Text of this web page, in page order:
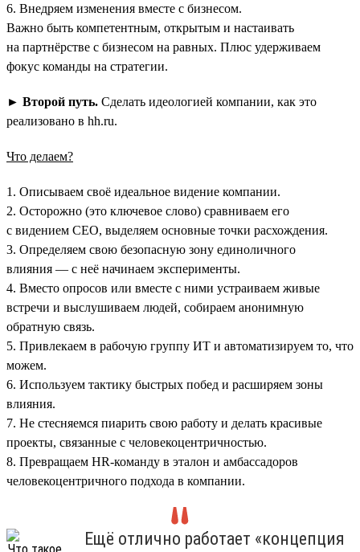
6. Внедряем изменения вместе с бизнесом.
Важно быть компетентным, открытым и настаивать
на партнёрстве с бизнесом на равных. Плюс удерживаем
фокус команды на стратегии.
► Второй путь. Сделать идеологией компании, как это
реализовано в hh.ru.
Что делаем?
1. Описываем своё идеальное видение компании.
2. Осторожно (это ключевое слово) сравниваем его
с видением СЕО, выделяем основные точки расхождения.
3. Определяем свою безопасную зону единоличного
влияния — с неё начинаем эксперименты.
4. Вместо опросов или вместе с ними устраиваем живые
встречи и выслушиваем людей, собираем анонимную
обратную связь.
5. Привлекаем в рабочую группу ИТ и автоматизируем то, что
можем.
6. Используем тактику быстрых побед и расширяем зоны
влияния.
7. Не стесняемся пиарить свою работу и делать красивые
проекты, связанные с человекоцентричностью.
8. Превращаем HR-команду в эталон и амбассадоров
человекоцентричного подхода в компании.
Ещё отлично работает «концепция